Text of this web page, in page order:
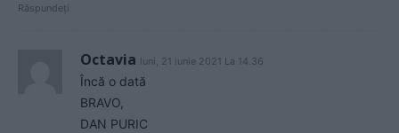
Răspundeți
Octavia luni, 21 iunie 2021 La 14.36
Încă o dată
BRAVO,
DAN PURIC